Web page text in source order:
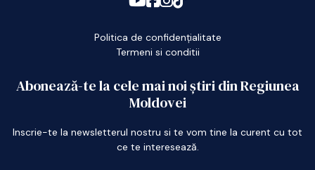
Politica de confidențialitate
Termeni si conditii
Abonează-te la cele mai noi știri din Regiunea
Moldovei
Inscrie-te la newsletterul nostru si te vom tine la curent cu tot
ce te interesează.